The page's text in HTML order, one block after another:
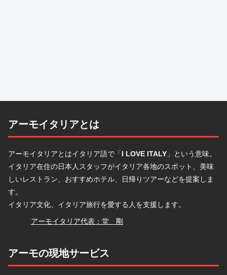
アーモイタリアとは
アーモイタリアとはイタリア語で「I LOVE ITALY 」という意味。
イタリア在住の日本人スタッフがイタリア各地のスポット、美味
しいレストラン、おすすめホテル、日帰りツアーなどを提案しま
す。
イタリア文化、イタリア旅行を愛する人を支援します。
堂
アーモイタリア代表：堂 剛
アーモの現地サービス